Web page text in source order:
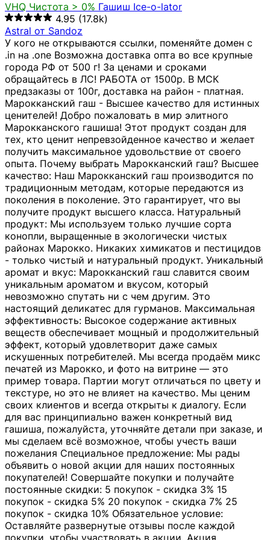
VHQ Чистота > 0% Гашиш Ice-o-lator
4.95 (17.8k)
Astral от Sandoz
У кого не открываются ссылки, поменяйте домен с
.in на .one Возможна доставка опта во все крупные
города РФ от 500 г! За ценами и сроками
обращайтесь в ЛС! РАБОТА от 1500р. В МСК
предзаказы от 100г, доставка на район - платная.
Марокканский гаш - Высшее качество для истинных
ценителей! Добро пожаловать в мир элитного
Марокканского гашиша! Этот продукт создан для
тех, кто ценит непревзойденное качество и желает
получить максимальное удовольствие от своего
опыта. Почему выбрать Марокканский гаш? Высшее
качество: Наш Марокканский гаш производится по
традиционным методам, которые передаются из
поколения в поколение. Это гарантирует, что вы
получите продукт высшего класса. Натуральный
продукт: Мы используем только лучшие сорта
конопли, выращенные в экологически чистых
районах Марокко. Никаких химикатов и пестицидов
- только чистый и натуральный продукт. Уникальный
аромат и вкус: Марокканский гаш славится своим
уникальным ароматом и вкусом, который
невозможно спутать ни с чем другим. Это
настоящий деликатес для гурманов. Максимальная
эффективность: Высокое содержание активных
веществ обеспечивает мощный и продолжительный
эффект, который удовлетворит даже самых
искушенных потребителей. Мы всегда продаём микс
печатей из Марокко, и фото на витрине — это
пример товара. Партии могут отличаться по цвету и
текстуре, но это не влияет на качество. Мы ценим
своих клиентов и всегда открыты к диалогу. Если
для вас принципиально важен конкретный вид
гашиша, пожалуйста, уточняйте детали при заказе, и
мы сделаем всё возможное, чтобы учесть ваши
пожелания Специальное предложение: Мы рады
объявить о новой акции для наших постоянных
покупателей! Совершайте покупки и получайте
постоянные скидки: 5 покупок - скидка 3% 15
покупок - скидка 5% 20 покупок - скидка 7% 25
покупок - скидка 10% Обязательное условие:
Оставляйте развернутые отзывы после каждой
покупки, чтобы участвовать в акции. Акция